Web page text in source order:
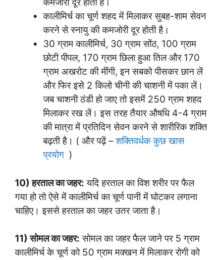
कमजोरी दूर होती है।
कालीमिर्च का चूर्ण शहद में मिलाकर सुबह-शाम सेवन
करने से स्नायु की कमजोरी दूर होती है।
30 ग्राम कालीमिर्च, 30 ग्राम सोंठ, 100 ग्राम
छोटी पीपल, 170 ग्राम छिला हुआ तिल और 170
ग्राम अखरोट की मींगी, इन सबको पीसकर छान लें
और फिर इसे 2 किलो चीनी की चाशनी में पका लें।
जब चाशनी ठंडी हो जाए तो इसमें 250 ग्राम शहद
मिलाकर रख लें। इस तरह तैयार औषधि 4-4 ग्राम
की मात्रा में प्रतिदिन सेवन करने से शारीरिक शक्ति
बढ़ती है। ( और पढ़ें –शक्तिवर्धक कुछ खास
प्रयोग )
10) हरताल का जहर: यदि हरताल का विश शरीर पर फैल
गया हो तो ऐसे में कालीमिर्च का चूर्ण पानी में घोटकर लगाना
चाहिए। इससे हरताल का जहर उतर जाता है।
11) सोमल का जहर: सोमल का जहर फैल जाने पर 5 ग्राम
कालीमिर्च के चूर्ण को 50 ग्राम मक्खन में मिलाकर रोगी को